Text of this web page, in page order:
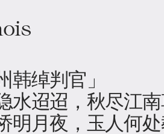
韩绰判官」
水迢迢，秋尽江南
明月夜，玉人何